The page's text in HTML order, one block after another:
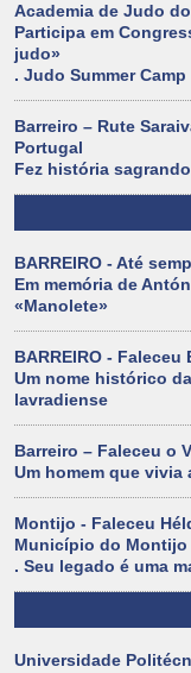
Academia de Judo
Participa em
judo»
. Judo Summer Camp
Barreiro – Rute
Portugal
Fez história
BARREIRO - Até
Em memória de
«Manolete»
BARREIRO -
Um nome histórico
lavradiense
Barreiro – Faleceu o
Um homem que
Montijo - Faleceu
Município do
. Seu legado é uma
Universidade